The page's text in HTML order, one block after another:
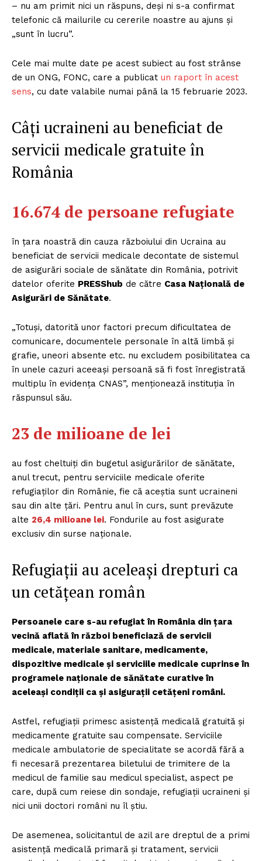
– nu am primit nici un răspuns, deși ni s-a confirmat
telefonic că mailurile cu cererile noastre au ajuns și
„sunt în lucru”.
Cele mai multe date pe acest subiect au fost strânse
de un ONG, FONC, care a publicat un raport în acest
sens, cu date valabile numai până la 15 februarie 2023.
Câți ucraineni au beneficiat de
servicii medicale gratuite în
România
16.674 de persoane refugiate
în țara noastră din cauza războiului din Ucraina au
beneficiat de servicii medicale decontate de sistemul
de asigurări sociale de sănătate din România, potrivit
datelor oferite PRESShub de către Casa Națională de
Asigurări de Sănătate.
„Totuşi, datorită unor factori precum dificultatea de
comunicare, documentele personale în altă limbă şi
grafie, uneori absente etc. nu excludem posibilitatea ca
în unele cazuri aceeaşi persoană să fi fost înregistrată
multiplu în evidenţa CNAS”, menționează instituția în
răspunsul său.
23 de milioane de lei
au fost cheltuiți din bugetul asigurărilor de sănătate,
anul trecut, pentru serviciile medicale oferite
refugiaților din Românie, fie că aceștia sunt ucraineni
sau din alte țări. Pentru anul în curs, sunt prevăzute
alte 26,4 milioane lei. Fondurile au fost asigurate
exclusiv din surse naționale.
Refugiații au aceleași drepturi ca
un cetățean român
Persoanele care s-au refugiat în România din țara
vecină aflată în război beneficiază de servicii
medicale, materiale sanitare, medicamente,
dispozitive medicale și serviciile medicale cuprinse în
programele naționale de sănătate curative în
aceleași condiții ca și asigurații cetățeni români.
Astfel, refugiații primesc asistență medicală gratuită și
medicamente gratuite sau compensate. Serviciile
medicale ambulatorie de specialitate se acordă fără a
fi necesară prezentarea biletului de trimitere de la
medicul de familie sau medicul specialist, aspect pe
care, după cum reiese din sondaje, refugiații ucraineni și
nici unii doctori români nu îl știu.
De asemenea, solicitantul de azil are dreptul de a primi
asistență medicală primară și tratament, servicii